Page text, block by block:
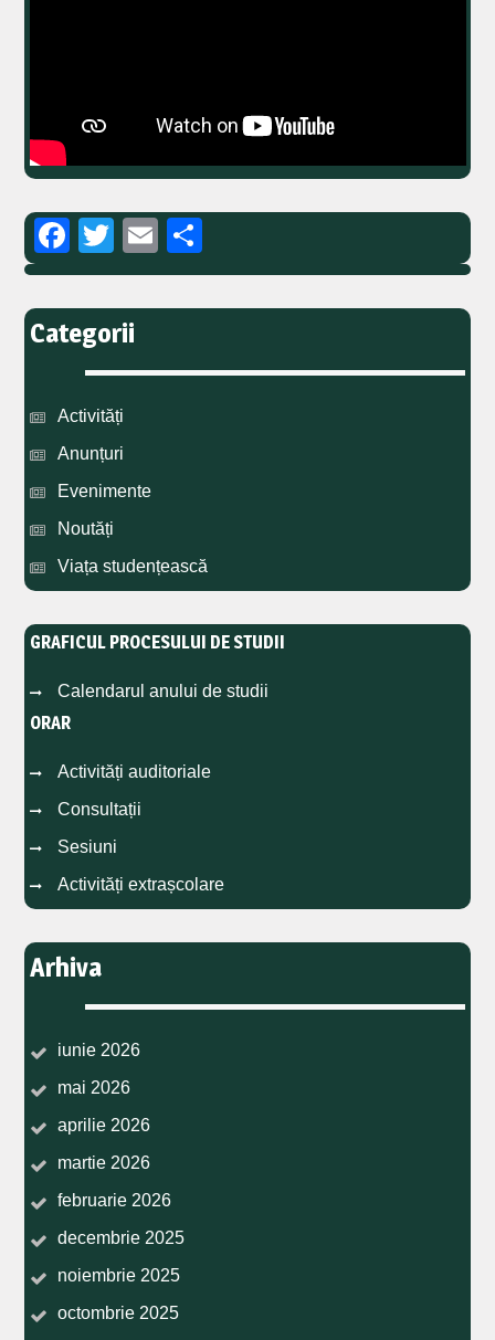
Facebook
TwitterEmail
Categorii
Activități
Anunțuri
Evenimente
Noutăți
Viața studențească
GRAFICUL PROCESULUI DE STUDII
Calendarul anului de studii
ORAR
Activități auditoriale
Consultații
Sesiuni
Activități extrașcolare
Arhiva
iunie 2026
mai 2026
aprilie 2026
martie 2026
februarie 2026
decembrie 2025
noiembrie 2025
octombrie 2025